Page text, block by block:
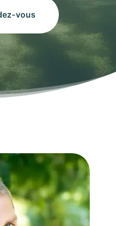
vous